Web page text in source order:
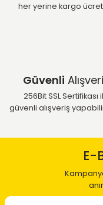
her yerine kargo
Güvenli
256Bit SSL Sertifikası
güvenli alışveriş
E-